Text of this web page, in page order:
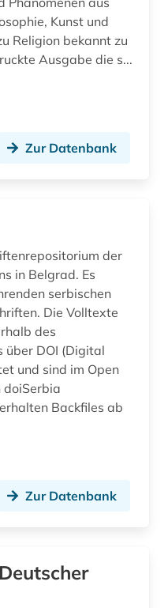
Kunst und
Religion bekannt zu
Ausgabe die s...
Zur Datenbank
der
in Belgrad. Es
serbischen
Die Volltexte
des
über DOI (Digital
und sind im Open
doiSerbia
Backfiles ab
Zur Datenbank